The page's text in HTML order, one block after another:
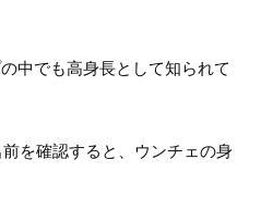
中でも高身長として知られて
を確認すると、ウンチェの身